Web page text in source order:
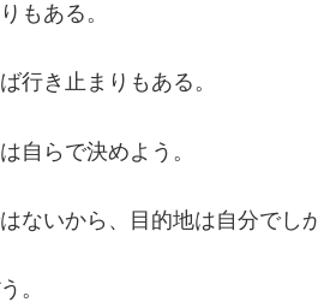
もある。
行き止まりもある。
自らで決めよう。
ないから、目的地は自分でし
。